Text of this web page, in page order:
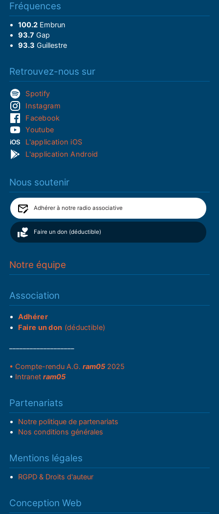
Fréquences
100.2Embrun
93.7 Gap
93.3 Guillestre
Retrouvez-nous sur
Spotify
Instagram
Facebook
Youtube
L'application iOS
L'application Android
Nous soutenir
Adhérer à notre radio associative
Faire un don (déductible)
Notre équipe
Association
Adhérer
Faire un don (déductible)
• Compte-rendu A.G.ram05 2025
• Intranetram05
Partenariats
Notre politique de partenariats
Nos conditions générales
Mentions légales
RGPD & Droits d'auteur
Conception Web